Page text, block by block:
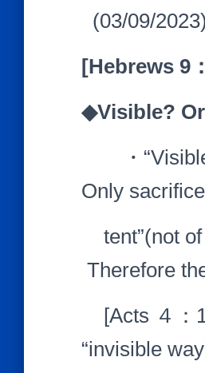
(03/09/2023)
[Hebrews 9 ：
◆Visible?
・“Visible
Only
tent”(not of
Therefore
[Acts ４：
“invisible